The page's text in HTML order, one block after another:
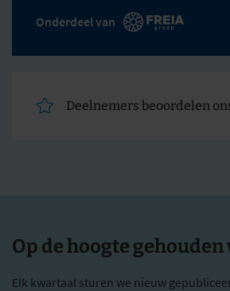
Onderdeel van
Deelnemers beoordelen
Op de hoogte gehouden
Elk kwartaal sturen we nieuw